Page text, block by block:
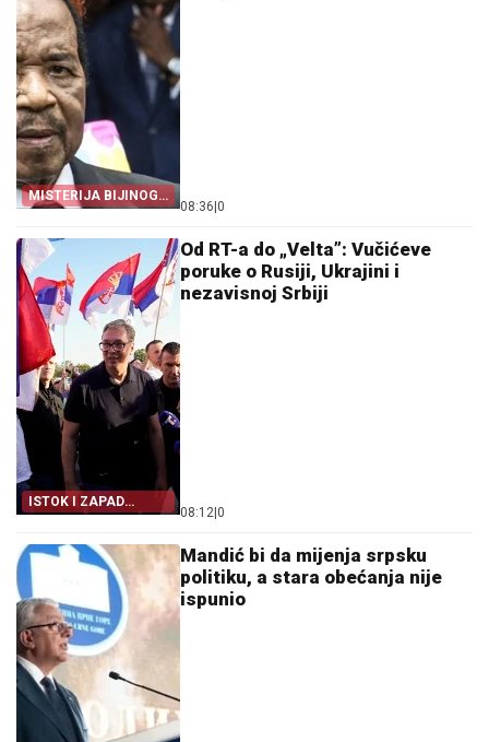
MISTERIJA BIJINOG
ODSUSTVA
08:36 0
ISTOK I ZAPAD
PRENOSE VUČIĆA
Od RT-a do „Velta”: Vučićeve
poruke o Rusiji, Ukrajini i
nezavisnoj Srbiji
08:12 0
Mandić bi da mijenja srpsku
politiku, a stara obećanja nije
ispunio